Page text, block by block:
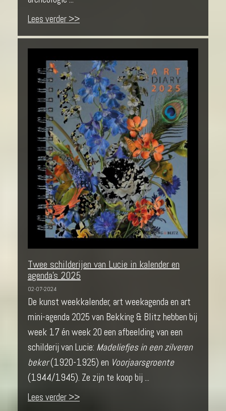
Lees verder >>
Twee schilderijen van Lucie in kalender en
agenda's 2025
02-07-2024
De kunst weekkalender, art weekagenda en art
mini-agenda 2025 van Bekking & Blitz hebben bij
week 17 én week 20 een afbeelding van een
schilderij van Lucie: Madeliefjes in een zilveren
beker(1920-1925) en Voorjaarsgroente
(1944/1945). Ze zijn te koop bij ...
Lees verder >>